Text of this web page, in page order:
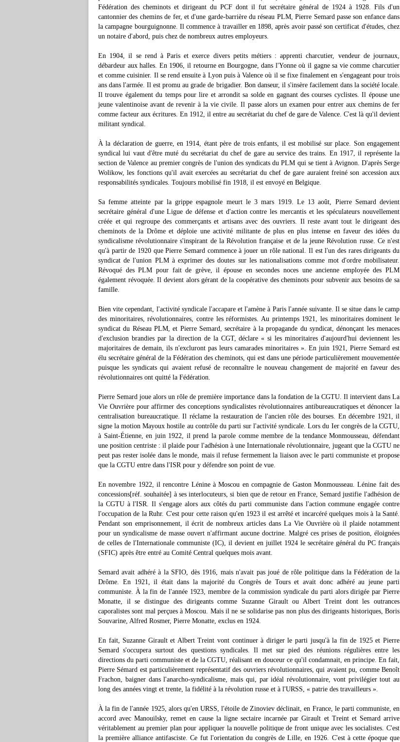
Fédération des cheminots et dirigeant du PCF dont il fut secrétaire général de 1924 à 1928. Fils d'un
cantonnier des chemins de fer, et d'une garde-barrière du réseau PLM, Pierre Semard passe son enfance dans
la campagne bourguignonne. Il commence à travailler en 1898, après avoir passé son certificat d'études, chez
un notaire d'abord, puis chez de nombreux autres employeurs.
En 1904, il se rend à Paris et exerce divers petits métiers : apprenti charcutier, vendeur de journaux,
débardeur aux halles. En 1906, il retourne en Bourgogne, dans l'Yonne où il gagne sa vie comme charcutier
et comme cuisinier. Il se rend ensuite à Lyon puis à Valence où il se fixe finalement en s'engageant pour trois
ans dans l'armée. Il est promu au grade de brigadier. Bon danseur, il s'insère facilement dans la société locale.
Il trouve également du temps pour lire et arrondit sa solde en gagnant des courses cyclistes. Il épouse une
jeune valentinoise avant de revenir à la vie civile. Il passe alors un examen pour entrer aux chemins de fer
comme facteur aux écritures. En 1912, il entre au secrétariat du chef de gare de Valence. C'est là qu'il devient
militant syndical.
À la déclaration de guerre, en 1914, étant père de trois enfants, il est mobilisé sur place. Son engagement
syndical lui vaut d'être muté du secrétariat du chef de gare au service des trains. En 1917, il représente la
section de Valence au premier congrès de l'union des syndicats du PLM qui se tient à Avignon. D'après Serge
Wolikow, les fonctions qu'il avait exercées au secrétariat du chef de gare auraient freiné son accession aux
responsabilités syndicales. Toujours mobilisé fin 1918, il est envoyé en Belgique.
Sa femme atteinte par la grippe espagnole meurt le 3 mars 1919. Le 13 août, Pierre Semard devient
secrétaire général d'une Ligue de défense et d'action contre les mercantis et les spéculateurs nouvellement
créée et qui regroupe des commerçants et artisans avec des ouvriers. Il reste avant tout le dirigeant des
cheminots de la Drôme et déploie une activité militante de plus en plus intense en faveur des idées du
syndicalisme révolutionnaire s'inspirant de la Révolution française et de la jeune Révolution russe. Ce n'est
qu'à partir de 1920 que Pierre Semard commence à jouer un rôle national. Il est l'un des rares dirigeants du
syndicat de l'union PLM à exprimer des doutes sur les nationalisations comme mot d'ordre mobilisateur.
Révoqué des PLM pour fait de grève, il épouse en secondes noces une ancienne employée des PLM
également révoquée. Il devient alors gérant de la coopérative des cheminots pour subvenir aux besoins de sa
famille.
Bien vite cependant, l'activité syndicale l'accapare et l'amène à Paris l'année suivante. Il se situe dans le camp
des minoritaires, révolutionnaires, contre les réformistes. Au printemps 1921, les minoritaires dominent le
syndicat du Réseau PLM, et Pierre Semard, secrétaire à la propagande du syndicat, dénonçant les menaces
d'exclusion brandies par la direction de la CGT, déclare « si les minoritaires d'aujourd'hui deviennent les
majoritaires de demain, ils n'excluront pas leurs camarades minoritaires ». En juin 1921, Pierre Semard est
élu secrétaire général de la Fédération des cheminots, qui est dans une période particulièrement mouvementée
puisque les syndicats qui avaient refusé de reconnaître le nouveau changement de majorité en faveur des
révolutionnaires ont quitté la Fédération.
Pierre Semard joue alors un rôle de première importance dans la fondation de la CGTU. Il intervient dans La
Vie Ouvrière pour affirmer des conceptions syndicalistes révolutionnaires antibureaucratiques et dénoncer la
centralisation bureaucratique. Il réclame la restauration de l'ancien rôle des bourses. En décembre 1921, il
signe la motion Mayoux hostile au contrôle du parti sur l'activité syndicale. Lors du Ier congrès de la CGTU,
à Saint-Étienne, en juin 1922, il prend la parole comme membre de la tendance Monmousseau, défendant
une position centriste : il plaide pour l'adhésion à une Internationale révolutionnaire, jugeant que la CGTU ne
peut pas rester isolée dans le monde, mais il refuse fermement la liaison avec le parti communiste et propose
que la CGTU entre dans l'ISR pour y défendre son point de vue.
En novembre 1922, il rencontre Lénine à Moscou en compagnie de Gaston Monmousseau. Lénine fait des
concessions[réf. souhaitée] à ses interlocuteurs, si bien que de retour en France, Semard justifie l'adhésion de
la CGTU à l'ISR. Il s'engage alors aux côtés du parti communiste dans l'action commune engagée contre
l'occupation de la Ruhr. C'est pour cette raison qu'en 1923 il est arrêté et incarcéré quelques mois à la Santé.
Pendant son emprisonnement, il écrit de nombreux articles dans La Vie Ouvrière où il plaide notamment
pour un syndicalisme de masse ouvert n'affirmant aucune doctrine. Malgré ces prises de position, éloignées
de celles de l'Internationale communiste (IC), il devient en juillet 1924 le secrétaire général du PC français
(SFIC) après être entré au Comité Central quelques mois avant.
Semard avait adhéré à la SFIO, dès 1916, mais n'avait pas joué de rôle politique dans la Fédération de la
Drôme. En 1921, il était dans la majorité du Congrès de Tours et avait donc adhéré au jeune parti
communiste. À la fin de l'année 1923, membre de la commission syndicale du parti alors dirigée par Pierre
Monatte, il se distingue des dirigeants comme Suzanne Girault ou Albert Treint dont les outrances
caporalistes sont mal perçues à Moscou. Mais il ne se solidarise pas non plus des dirigeants historiques, Boris
Souvarine, Alfred Rosmer, Pierre Monatte, exclus en 1924.
En fait, Suzanne Girault et Albert Treint vont continuer à diriger le parti jusqu'à la fin de 1925 et Pierre
Semard s'occupera surtout des questions syndicales. Il met sur pied des réunions régulières entre les
directions du parti communiste et de la CGTU, réalisant en douceur ce qu'il condamnait, en principe. En fait,
Pierre Sémard est particulièrement représentatif des ouvriers révolutionnaires, qui avaient pu, comme Benoît
Frachon, baigner dans l'anarcho-syndicalisme, mais qui, par idéal révolutionnaire, vont privilégier tout au
long des années vingt et trente, la fidélité à la révolution russe et à l'URSS, « patrie des travailleurs ».
À la fin de l'année 1925, alors qu'en URSS, l'étoile de Zinoviev déclinait, en France, le parti communiste, en
accord avec Manouilsky, remet en cause la ligne sectaire incarnée par Girault et Treint et Semard arrive
véritablement au premier plan pour appliquer la nouvelle politique de front unique avec les socialistes. C'est
la première alliance antifasciste. Ce fut l'orientation du congrès de Lille, en 1926. C'est à cette époque que